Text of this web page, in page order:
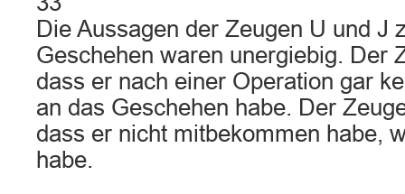
Die Aussagen der Zeugen U und J
Geschehen waren unergiebig. Der
dass er nach einer Operation gar
an das Geschehen habe. Der
dass er nicht mitbekommen habe,
habe.